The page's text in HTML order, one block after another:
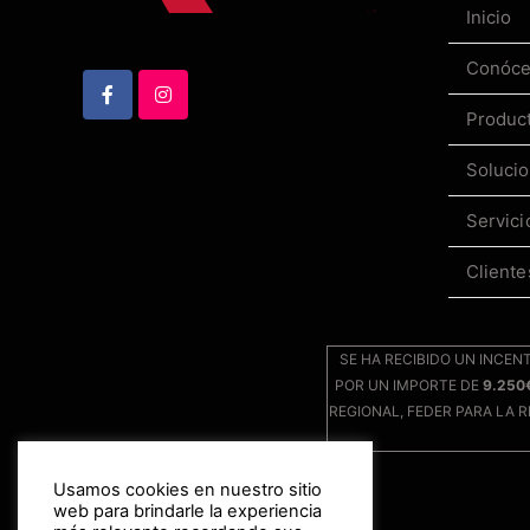
Usamos cookies en nuestro sitio
web para brindarle la experiencia
Inicio
SE HA RECIBIDO UN
POR UN IMPORTE DE
REGIONAL, FEDER PARA LA